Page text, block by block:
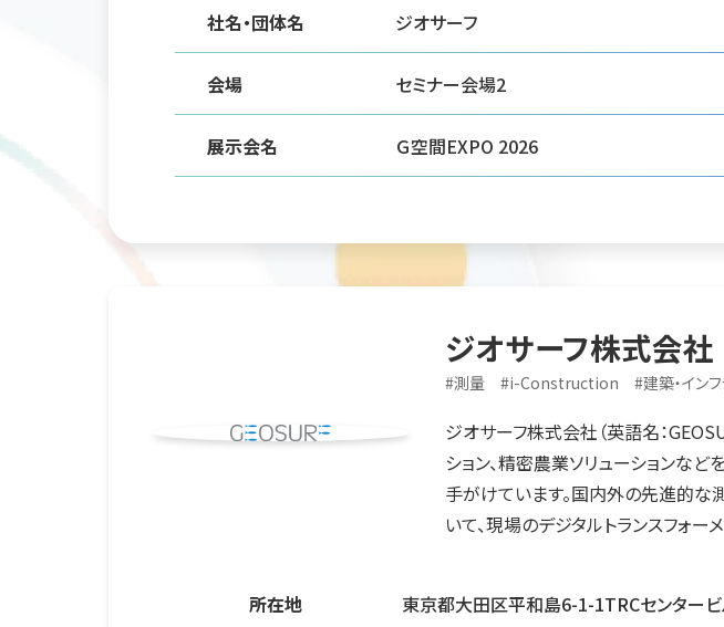
社名・団体名 ジオサーフ
会場 セミナー会場2
展示会名 Ｇ空間EXPO 2026
ジオサーフ株式会社
#測量 #i-Construction #建築・イン
ジオサーフ株式会社（英語名：
ション、精密農業ソリューションな
手がけています。国内外の先進的な
いて、現場のデジタルトランスフォー
所在地 東京都大田区平和島6-1-1TRCセンター